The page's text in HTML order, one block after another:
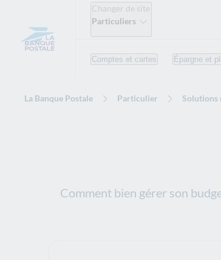
Changer de site
Particuliers
Comptes et cartes Épargne et
La Banque Postale Particulier Solutions
Comment bien gérer son